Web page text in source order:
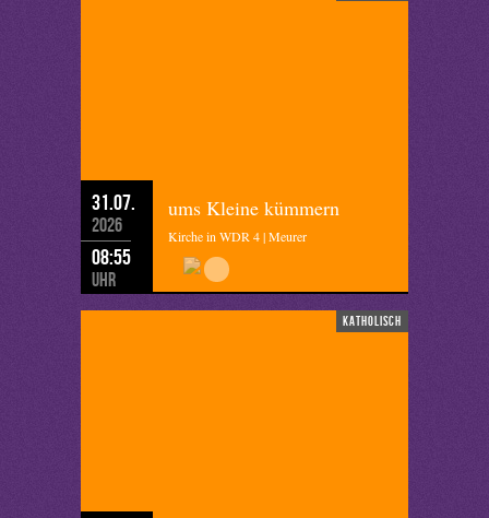
31.07.
2026
08:55
Uhr
ums Kleine kümmern
Kirche in WDR 4 | Meurer
katholisch